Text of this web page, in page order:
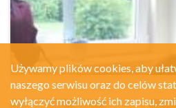
Używamy plików cookies, aby
naszego serwisu oraz do celów
wyłączyć możliwość ich zapisu,